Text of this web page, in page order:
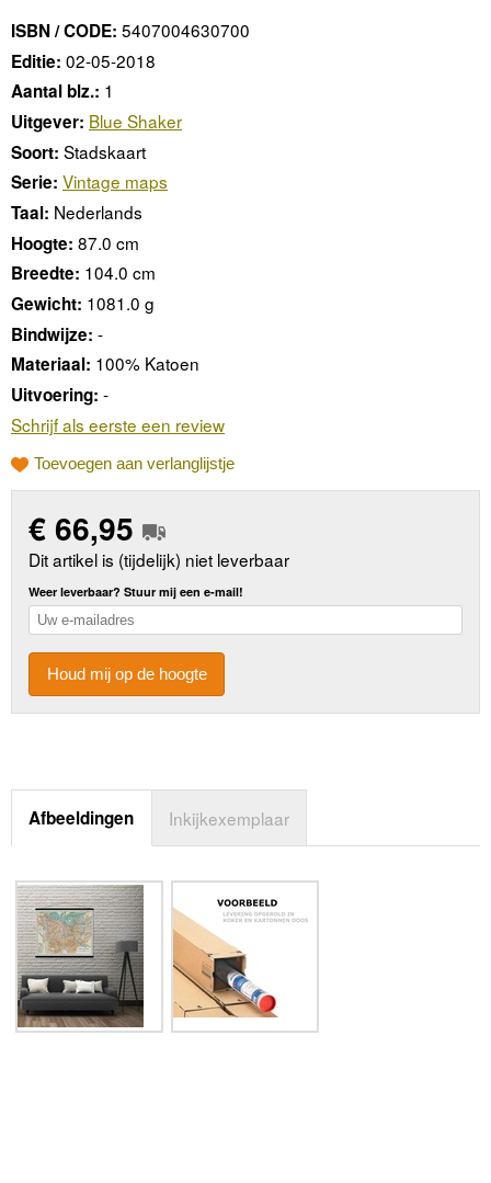
ISBN / CODE: 5407004630700
Editie: 02-05-2018
Aantal blz.: 1
Uitgever: Blue Shaker
Soort: Stadskaart
Serie: Vintage maps
Taal: Nederlands
Hoogte: 87.0 cm
Breedte: 104.0 cm
Gewicht: 1081.0 g
Bindwijze: -
Materiaal: 100% Katoen
Uitvoering: -
Schrijf als eerste een review
Toevoegen aan verlanglijstje
€66,95
Dit artikel is (tijdelijk) niet leverbaar
Weer leverbaar? Stuur mij een e-mail!
Houd mij op de hoogte
Afbeeldingen Inkijkexemplaar